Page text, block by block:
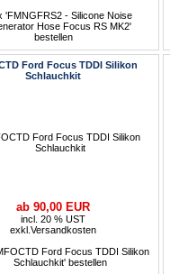
Ford Focus TDDI Silikon
Schlauchkit
ab 90,00 EUR
incl. 20 % UST
exkl. Versandkosten